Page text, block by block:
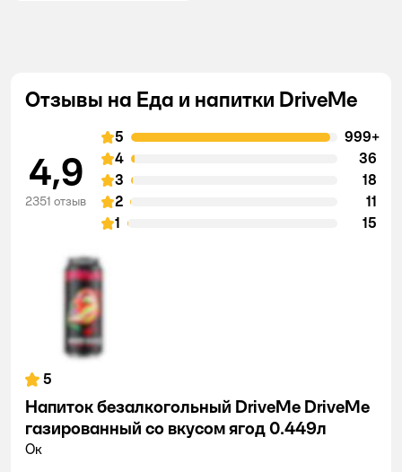
Отзывы на Еда и напитки DriveMe
4,9
2351 отзыв
5
999+
4
36
3
18
2
11
1
15
5
Напиток безалкогольный DriveMe DriveMe
газированный со вкусом ягод 0.449л
Ок